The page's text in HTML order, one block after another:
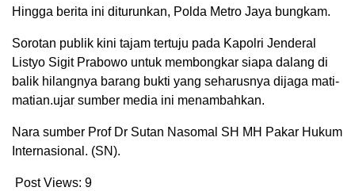
Hingga berita ini diturunkan, Polda Metro Jaya bungkam.
Sorotan publik kini tajam tertuju pada Kapolri Jenderal
Listyo Sigit Prabowo untuk membongkar siapa dalang di
balik hilangnya barang bukti yang seharusnya dijaga mati-
matian.ujar sumber media ini menambahkan.
Nara sumber Prof Dr Sutan Nasomal SH MH Pakar Hukum
Internasional. (SN).
Post Views: 9